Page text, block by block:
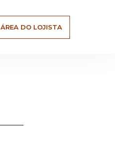
ÁREA DO LOJISTA